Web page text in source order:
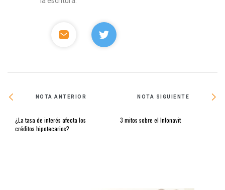
NOTA ANTERIOR
¿La tasa de interés afecta los
créditos hipotecarios?
NOTA SIGUIENTE
3 mitos sobre el Infonavit